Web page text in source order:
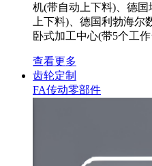
机(带自动上下料)、德
上下料)、德国利勃海
卧式加工中心(带5个工作
查看更多
齿轮定制
FA传动零部件